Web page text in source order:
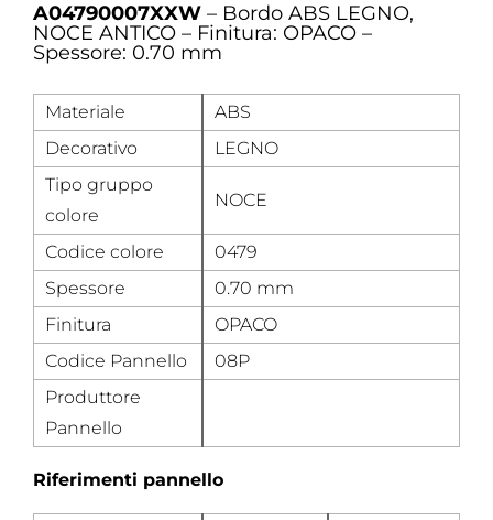
A04790007XXW – Bordo ABS LEGNO,
NOCE ANTICO – Finitura: OPACO –
Spessore: 0.70 mm
Materiale
ABS
Decorativo
LEGNO
Tipo gruppo
colore
NOCE
Codice colore
0479
Spessore
0.70 mm
Finitura
OPACO
Codice Pannello
08P
Produttore
Pannello
Riferimenti pannello